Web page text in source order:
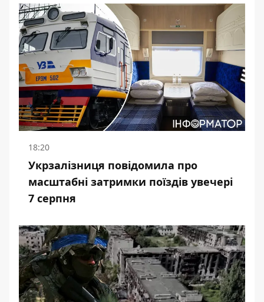
18:20
Укрзалізниця повідомила про
масштабні затримки поїздів увечері
7 серпня